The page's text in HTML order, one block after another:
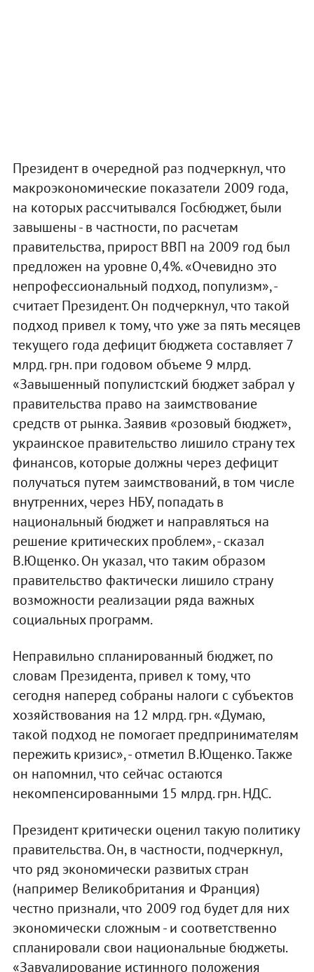
Президент в очередной раз подчеркнул, что
макроэкономические показатели 2009 года,
на которых рассчитывался Госбюджет, были
завышены - в частности, по расчетам
правительства, прирост ВВП на 2009 год был
предложен на уровне 0,4%. «Очевидно это
непрофессиональный подход, популизм», -
считает Президент. Он подчеркнул, что такой
подход привел к тому, что уже за пять месяцев
текущего года дефицит бюджета составляет 7
млрд. грн. при годовом объеме 9 млрд.
«Завышенный популистский бюджет забрал у
правительства право на заимствование
средств от рынка. Заявив «розовый бюджет»,
украинское правительство лишило страну тех
финансов, которые должны через дефицит
получаться путем заимствований, в том числе
внутренних, через НБУ, попадать в
национальный бюджет и направляться на
решение критических проблем», - сказал
В.Ющенко. Он указал, что таким образом
правительство фактически лишило страну
возможности реализации ряда важных
социальных программ.
Неправильно спланированный бюджет, по
словам Президента, привел к тому, что
сегодня наперед собраны налоги с субъектов
хозяйствования на 12 млрд. грн. «Думаю,
такой подход не помогает предпринимателям
пережить кризис», - отметил В.Ющенко. Также
он напомнил, что сейчас остаются
некомпенсированными 15 млрд. грн. НДС.
Президент критически оценил такую политику
правительства. Он, в частности, подчеркнул,
что ряд экономически развитых стран
(например Великобритания и Франция)
честно признали, что 2009 год будет для них
экономически сложным - и соответственно
спланировали свои национальные бюджеты.
«Завуалирование истинного положения